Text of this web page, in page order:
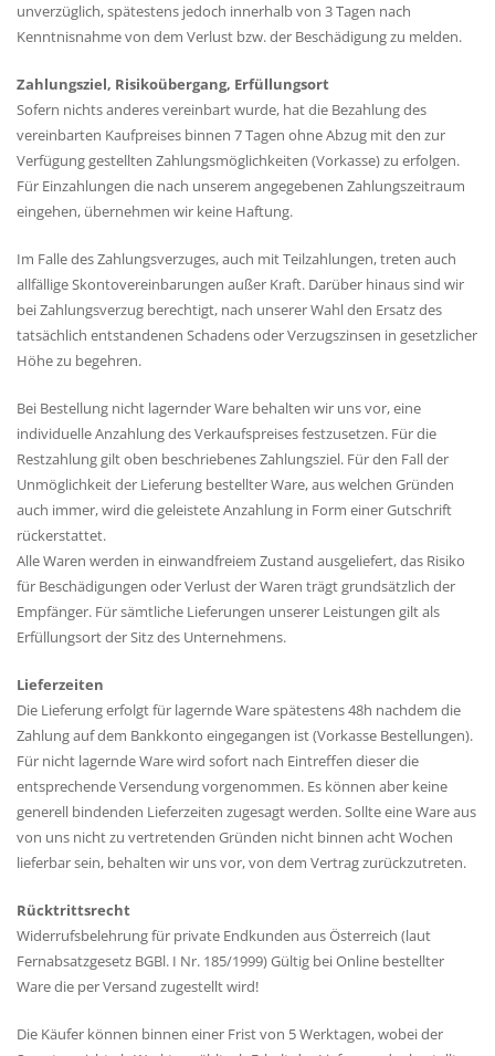
unverzüglich, spätestens jedoch innerhalb von 3 Tagen nach
Kenntnisnahme von dem Verlust bzw. der Beschädigung zu melden.
Zahlungsziel, Risikoübergang, Erfüllungsort
Sofern nichts anderes vereinbart wurde, hat die Bezahlung des
vereinbarten Kaufpreises binnen 7 Tagen ohne Abzug mit den zur
Verfügung gestellten Zahlungsmöglichkeiten (Vorkasse) zu erfolgen.
Für Einzahlungen die nach unserem angegebenen Zahlungszeitraum
eingehen, übernehmen wir keine Haftung.
Im Falle des Zahlungsverzuges, auch mit Teilzahlungen, treten auch
allfällige Skontovereinbarungen außer Kraft. Darüber hinaus sind wir
bei Zahlungsverzug berechtigt, nach unserer Wahl den Ersatz des
tatsächlich entstandenen Schadens oder Verzugszinsen in gesetzlicher
Höhe zu begehren.
Bei Bestellung nicht lagernder Ware behalten wir uns vor, eine
individuelle Anzahlung des Verkaufspreises festzusetzen. Für die
Restzahlung gilt oben beschriebenes Zahlungsziel. Für den Fall der
Unmöglichkeit der Lieferung bestellter Ware, aus welchen Gründen
auch immer, wird die geleistete Anzahlung in Form einer Gutschrift
rückerstattet.
Alle Waren werden in einwandfreiem Zustand ausgeliefert, das Risiko
für Beschädigungen oder Verlust der Waren trägt grundsätzlich der
Empfänger. Für sämtliche Lieferungen unserer Leistungen gilt als
Erfüllungsort der Sitz des Unternehmens.
Lieferzeiten
Die Lieferung erfolgt für lagernde Ware spätestens 48h nachdem die
Zahlung auf dem Bankkonto eingegangen ist (Vorkasse Bestellungen).
Für nicht lagernde Ware wird sofort nach Eintreffen dieser die
entsprechende Versendung vorgenommen. Es können aber keine
generell bindenden Lieferzeiten zugesagt werden. Sollte eine Ware aus
von uns nicht zu vertretenden Gründen nicht binnen acht Wochen
lieferbar sein, behalten wir uns vor, von dem Vertrag zurückzutreten.
Rücktrittsrecht
Widerrufsbelehrung für private Endkunden aus Österreich (laut
Fernabsatzgesetz BGBl. I Nr. 185/1999) Gültig bei Online bestellter
Ware die per Versand zugestellt wird!
Die Käufer können binnen einer Frist von 5 Werktagen, wobei der